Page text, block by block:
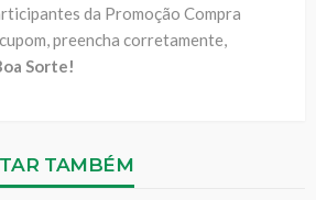
da Promoção Compra
preencha corretamente,
Sorte!
TAMBÉM